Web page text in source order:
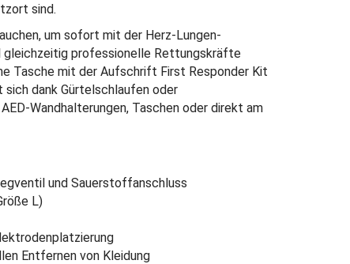
sind.
um sofort mit der Herz-Lungen-
gleichzeitig professionelle Rettungskräfte
Tasche mit der Aufschrift First Responder Kit
dank Gürtelschlaufen oder
Wandhalterungen, Taschen oder direkt am
und Sauerstoffanschluss
L)
Entfernen von Kleidung